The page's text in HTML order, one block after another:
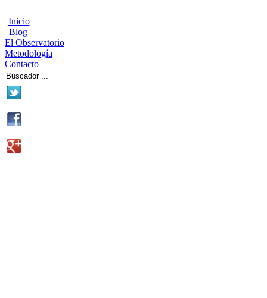
Inicio
Blog
El Observatorio
Metodología
Contacto